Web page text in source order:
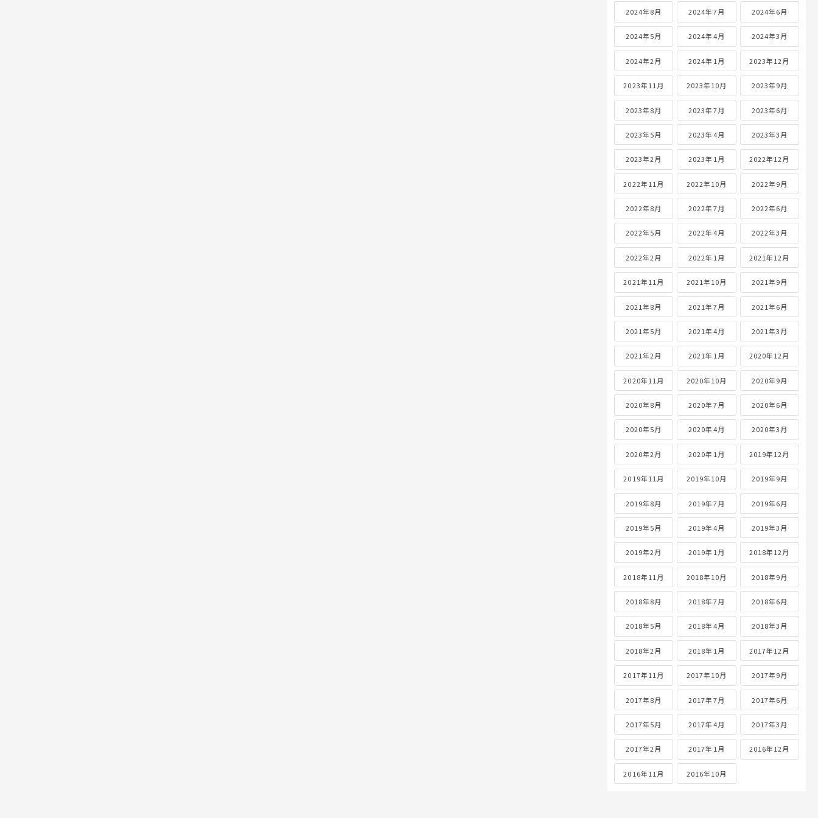
2024年8月 2024年7月 2024年6月
2024年5月 2024年4月 2024年3月
2024年2月 2024年1月 2023年12月
2023年11月 2023年10月 2023年9月
2023年8月 2023年7月 2023年6月
2023年5月 2023年4月 2023年3月
2023年2月 2023年1月 2022年12月
2022年11月 2022年10月 2022年9月
2022年8月 2022年7月 2022年6月
2022年5月 2022年4月 2022年3月
2022年2月 2022年1月 2021年12月
2021年11月 2021年10月 2021年9月
2021年8月 2021年7月 2021年6月
2021年5月 2021年4月 2021年3月
2021年2月 2021年1月 2020年12月
2020年11月 2020年10月 2020年9月
2020年8月 2020年7月 2020年6月
2020年5月 2020年4月 2020年3月
2020年2月 2020年1月 2019年12月
2019年11月 2019年10月 2019年9月
2019年8月 2019年7月 2019年6月
2019年5月 2019年4月 2019年3月
2019年2月 2019年1月 2018年12月
2018年11月 2018年10月 2018年9月
2018年8月 2018年7月 2018年6月
2018年5月 2018年4月 2018年3月
2018年2月 2018年1月 2017年12月
2017年11月 2017年10月 2017年9月
2017年8月 2017年7月 2017年6月
2017年5月 2017年4月 2017年3月
2017年2月 2017年1月 2016年12月
2016年11月 2016年10月